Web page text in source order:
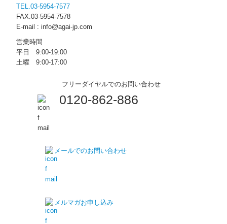
TEL.03-5954-7577
FAX.03-5954-7578
E-mail : info@agai-jp.com
営業時間
平日 9:00-19:00
土曜 9:00-17:00
フリーダイヤルでのお問い合わせ
0120-862-886
メールでのお問い合わせ
メルマガお申し込み